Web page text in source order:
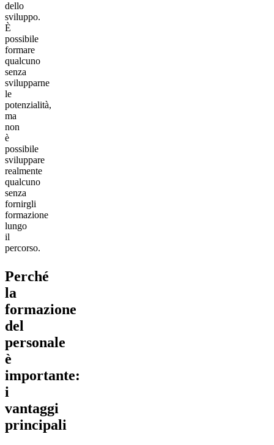
dello
sviluppo.
È
possibile
formare
qualcuno
senza
svilupparne
le
potenzialità,
ma
non
è
possibile
sviluppare
realmente
qualcuno
senza
fornirgli
formazione
lungo
il
percorso.
Perché
la
formazione
del
personale
è
importante:
i
vantaggi
principali